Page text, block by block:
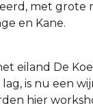
met grote
en Kane.
eiland De
is nu een
hier